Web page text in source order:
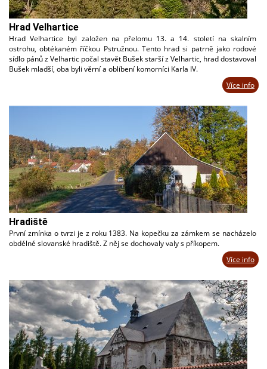
Hrad Velhartice
Hrad Velhartice byl založen na přelomu 13. a 14. století na skalním
ostrohu, obtékaném říčkou Pstružnou. Tento hrad si patrně jako rodové
sídlo pánů z Velhartic počal stavět Bušek starší z Velhartic, hrad dostavoval
Bušek mladší, oba byli věrní a oblíbení komorníci Karla IV.
Více info
Hradiště
První zmínka o tvrzi je z roku 1383. Na kopečku za zámkem se nacházelo
obdélné slovanské hradiště. Z něj se dochovaly valy s příkopem.
Více info